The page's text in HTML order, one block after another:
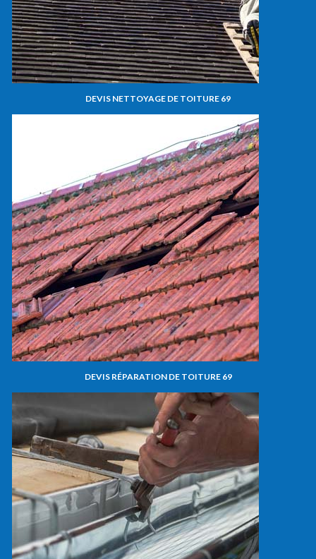
DEVIS NETTOYAGE DE TOITURE 69
DEVIS RÉPARATION DE TOITURE 69